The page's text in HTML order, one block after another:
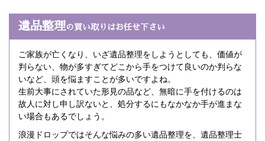
遺品整理の買い取りはお任せ下さい
ご家族が亡くなり、いざ遺品整理をしようとしても、価値が
判らない、物が多すぎてどこから手をつけて良いのか判らな
いなど、頭を悩ますことが多いですよね。
生前大事にされていた形見の品など、無暗に手を付けるのは
故人に対し申し訳ないと、処分するにもなかなか手が進まな
い場合もあるでしょう。
浪漫ドロップではそんな悩みの多い遺品整理を、遺品整理士